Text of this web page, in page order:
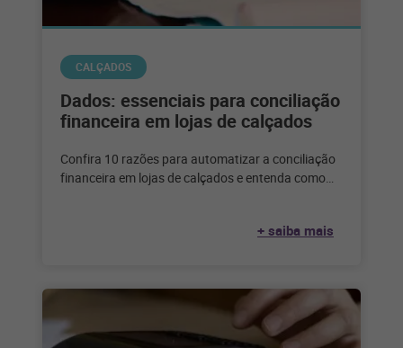
CALÇADOS
Dados: essenciais para conciliação
financeira em lojas de calçados
Confira 10 razões para automatizar a conciliação
financeira em lojas de calçados e entenda como
+ saiba mais